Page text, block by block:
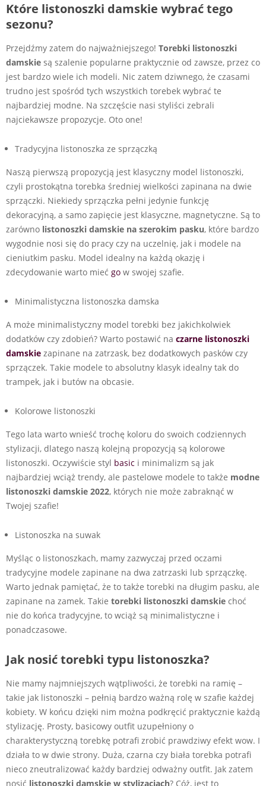
Które listonoszki damskie wybrać tego
sezonu?
Przejdźmy zatem do najważniejszego! Torebki listonoszki
damskie są szalenie popularne praktycznie od zawsze, przez co
jest bardzo wiele ich modeli. Nic zatem dziwnego, że czasami
trudno jest spośród tych wszystkich torebek wybrać te
najbardziej modne. Na szczęście nasi styliści zebrali
najciekawsze propozycje. Oto one!
Tradycyjna listonoszka ze sprzączką
Naszą pierwszą propozycją jest klasyczny model listonoszki,
czyli prostokątna torebka średniej wielkości zapinana na dwie
sprzączki. Niekiedy sprzączka pełni jedynie funkcję
dekoracyjną, a samo zapięcie jest klasyczne, magnetyczne. Są to
zarówno listonoszki damskie na szerokim pasku, które bardzo
wygodnie nosi się do pracy czy na uczelnię, jak i modele na
cieniutkim pasku. Model idealny na każdą okazję i
zdecydowanie warto mieć go w swojej szafie.
Minimalistyczna listonoszka damska
A może minimalistyczny model torebki bez jakichkolwiek
dodatków czy zdobień? Warto postawić na czarne listonoszki
damskie zapinane na zatrzask, bez dodatkowych pasków czy
sprzączek. Takie modele to absolutny klasyk idealny tak do
trampek, jak i butów na obcasie.
Kolorowe listonoszki
Tego lata warto wnieść trochę koloru do swoich codziennych
stylizacji, dlatego naszą kolejną propozycją są kolorowe
listonoszki. Oczywiście styl basic i minimalizm są jak
najbardziej wciąż trendy, ale pastelowe modele to także modne
listonoszki damskie 2022, których nie może zabraknąć w
Twojej szafie!
Listonoszka na suwak
Myśląc o listonoszkach, mamy zazwyczaj przed oczami
tradycyjne modele zapinane na dwa zatrzaski lub sprzączkę.
Warto jednak pamiętać, że to także torebki na długim pasku, ale
zapinane na zamek. Takie torebki listonoszki damskie choć
nie do końca tradycyjne, to wciąż są minimalistyczne i
ponadczasowe.
Jak nosić torebki typu listonoszka?
Nie mamy najmniejszych wątpliwości, że torebki na ramię –
takie jak listonoszki – pełnią bardzo ważną rolę w szafie każdej
kobiety. W końcu dzięki nim można podkręcić praktycznie każdą
stylizację. Prosty, basicowy outfit uzupełniony o
charakterystyczną torebkę potrafi zrobić prawdziwy efekt wow. I
działa to w dwie strony. Duża, czarna czy biała torebka potrafi
nieco zneutralizować każdy bardziej odważny outfit. Jak zatem
nosić listonoszki damskie w stylizacjach? Cóż, jest to